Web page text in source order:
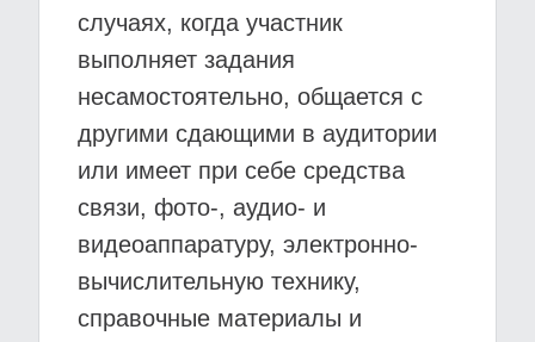
случаях, когда участник
выполняет задания
несамостоятельно, общается с
другими сдающими в аудитории
или имеет при себе средства
связи, фото-, аудио- и
видеоаппаратуру, электронно-
вычислительную технику,
справочные материалы и